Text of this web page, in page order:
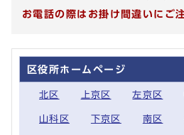
お電話の際はお掛け間違いにご
区役所ホームページ
北区 上京区 左京区
山科区 下京区 南区